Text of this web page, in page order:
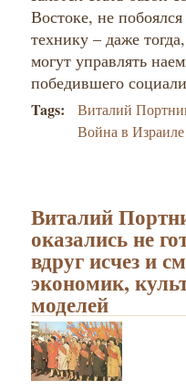
Востоке, не
технику – даже
могут управлять
победившего
Tags:
Виталий
Война в Израиле
Виталий
оказались не
вдруг исчез и
экономик,
моделей